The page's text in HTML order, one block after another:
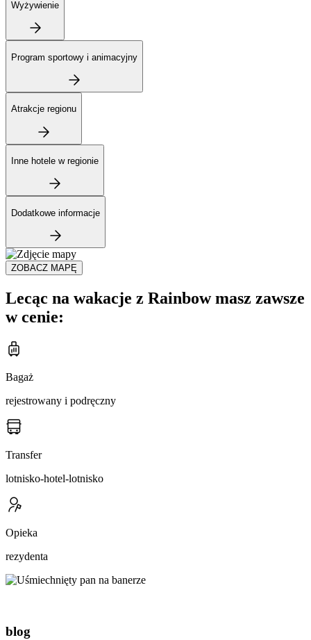
Wyżywienie
Program sportowy i animacyjny
Atrakcje regionu
Inne hotele w regionie
Dodatkowe informacje
ZOBACZ MAPĘ
Lecąc na wakacje z Rainbow masz zawsze
w cenie:
Bagaż
rejestrowany i podręczny
Transfer
lotnisko-hotel-lotnisko
Opieka
rezydenta
blog